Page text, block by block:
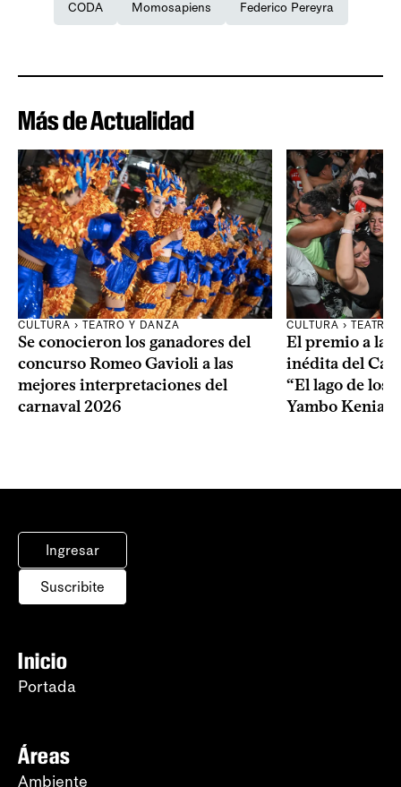
CODA Momosapiens Federico Pereyra
Más de Actualidad
CULTURA › TEATRO Y DANZA
Se conocieron los ganadores del
concurso Romeo Gavioli a las
mejores interpretaciones del
carnaval 2026
CULTURA › TEATRO
El premio a la
inédita del
“El lago de los
Yambo Kenia
Ingresar
Suscribite
Inicio
Portada
Áreas
Ambiente